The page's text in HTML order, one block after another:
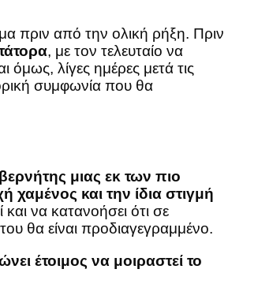
πριν από την ολική ρήξη. Πριν
, με τον τελευταίο να
λίγες ημέρες μετά τις
συμφωνία που θα
μιας εκ των πιο
και την ίδια στιγμή
και να κατανοήσει ότι σε
θα είναι προδιαγεγραμμένο.
έτοιμος να μοιραστεί το